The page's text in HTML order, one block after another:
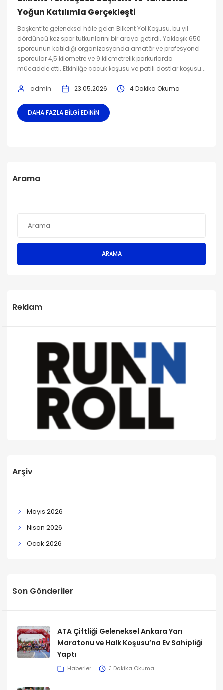
Yoğun Katılımla Gerçekleşti
Başkent’te geleneksel hâle gelen Bilkent Yol Koşusu, bu yıl
dördüncü kez spor tutkunlarını bir araya getirdi. Yaklaşık 650
sporcunun katıldığı organizasyonda amatör ve profesyonel
sporcular 4,5 kilometre ve 9 kilometrelik parkurlarda
mücadele etti. Etkinliğe çocuk koşusu ve patili dostlar koşusu...
admin 23.05.2026 4 Dakika Okuma
DAHA FAZLA BILGI EDININ
Arama
ARAMA
Reklam
Arşiv
Mayıs 2026
Nisan 2026
Ocak 2026
Son Gönderiler
ATA Çiftliği Geleneksel Ankara Yarı
Maratonu ve Halk Koşusu’na Ev Sahipliği
Yaptı
Haberler 3 Dakika Okuma